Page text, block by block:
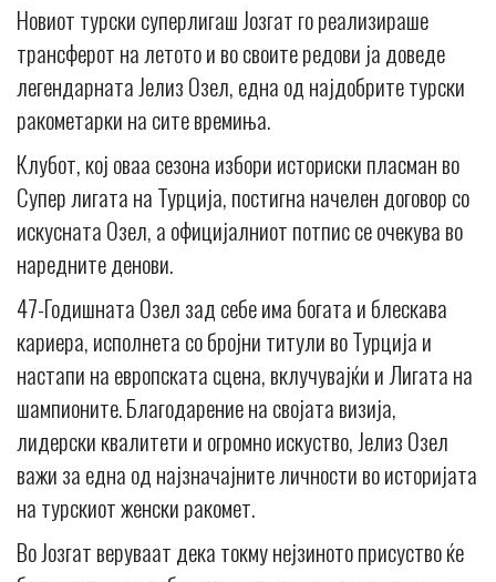
Новиот турски суперлигаш Јозгат го реализираше
трансферот на летото и во своите редови ја доведе
легендарната Јелиз Озел, една од најдобрите турски
ракометарки на сите времиња.
Клубот, кој оваа сезона избори историски пласман во
Супер лигата на Турција, постигна начелен договор со
искусната Озел, а официјалниот потпис се очекува во
наредните денови.
47-Годишната Озел зад себе има богата и блескава
кариера, исполнета со бројни титули во Турција и
настапи на европската сцена, вклучувајќи и Лигата на
шампионите. Благодарение на својата визија,
лидерски квалитети и огромно искуство, Јелиз Озел
важи за една од најзначајните личности во историјата
на турскиот женски ракомет.
Во Јозгат веруваат дека токму нејзиното присуство ќе